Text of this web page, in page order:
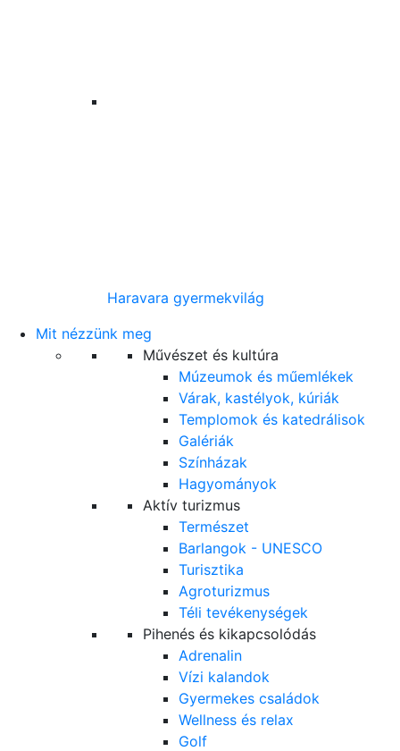
Haravara gyermekvilág
Mit nézzünk meg
Művészet és kultúra
Múzeumok és műemlékek
Várak, kastélyok, kúriák
Templomok és katedrálisok
Galériák
Színházak
Hagyományok
Aktív turizmus
Természet
Barlangok - UNESCO
Turisztika
Agroturizmus
Téli tevékenységek
Pihenés és kikapcsolódás
Adrenalin
Vízi kalandok
Gyermekes családok
Wellness és relax
Golf